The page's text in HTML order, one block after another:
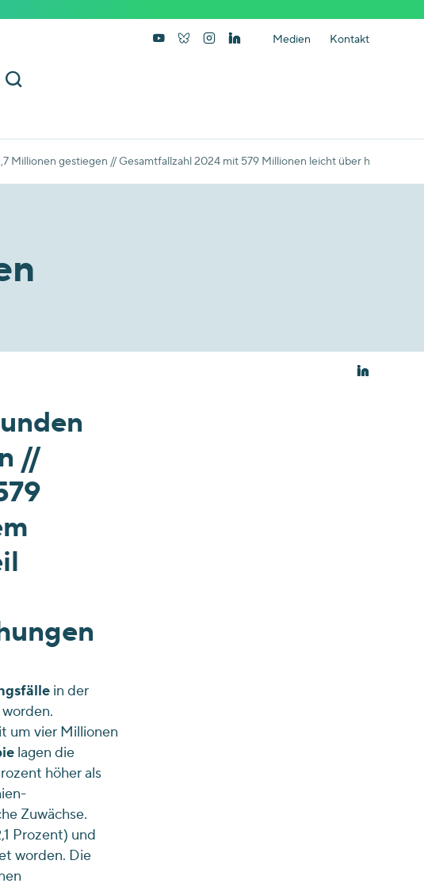
Medien Kontakt
Millionen gestiegen // Gesamtfallzahl 2024 mit 579 Millionen leicht über hohem
//
in der
um vier Millionen
lagen die
höher als
Zuwächse.
Prozent) und
worden. Die